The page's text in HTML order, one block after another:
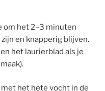
om het 2–3 minuten
en knapperig blijven.
het laurierblad als je
het hete vocht in de